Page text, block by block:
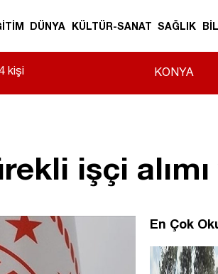
DÜNYA KÜLTÜR-SANAT SAĞLIK
kişi
işçi
En Çok